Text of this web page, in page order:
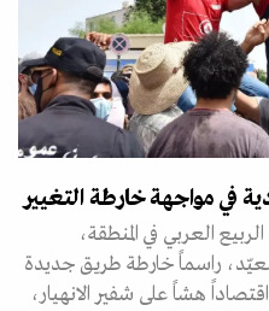
في مواجهة خارطة التغيير
العربي في المنطقة،
راسماً خارطة طريق جديدة
هشاً على شفير الانهيار،